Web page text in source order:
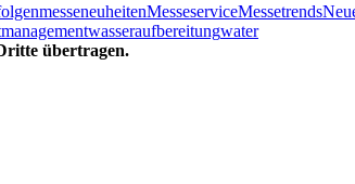
messeneuheitenMesseserviceMessetrends
wasseraufbereitungwater
übertragen.